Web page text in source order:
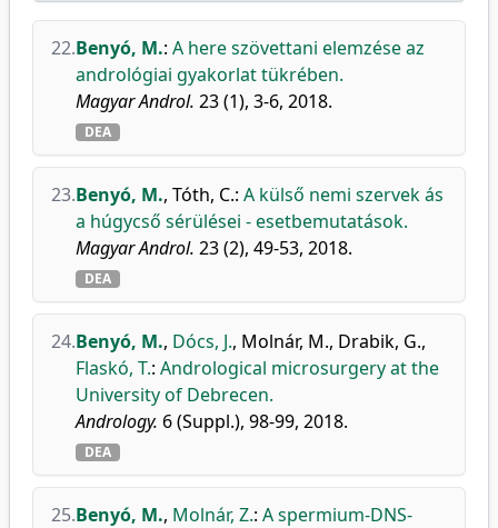
22.Benyó, M.: A here szövettani elemzése az
andrológiai gyakorlat tükrében.
Magyar Androl. 23 (1), 3-6, 2018.
DEA
23.Benyó, M., Tóth, C.: A külső nemi szervek ás
a húgycső sérülései - esetbemutatások.
Magyar Androl. 23 (2), 49-53, 2018.
DEA
24.Benyó, M., Dócs, J., Molnár, M., Drabik, G.,
Flaskó, T.: Andrological microsurgery at the
University of Debrecen.
Andrology. 6 (Suppl.), 98-99, 2018.
DEA
25.Benyó, M., Molnár, Z.: A spermium-DNS-